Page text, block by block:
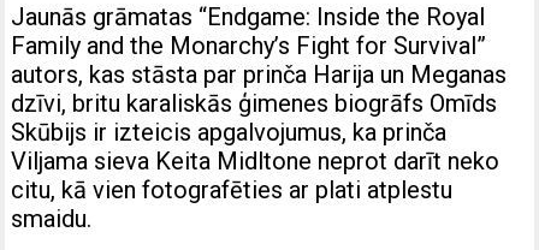
Jaunās grāmatas “Endgame: Inside the Royal
Family and the Monarchy’s Fight for Survival”
autors, kas stāsta par prinča Harija un Meganas
dzīvi, britu karaliskās ģimenes biogrāfs Omīds
Skūbijs ir izteicis apgalvojumus, ka prinča
Viljama sieva Keita Midltone neprot darīt neko
citu, kā vien fotografēties ar plati atplestu
smaidu.